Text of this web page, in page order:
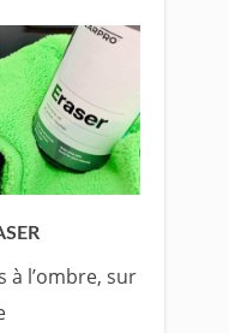
à l’ombre, sur